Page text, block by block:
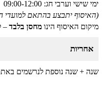
ימי שישי וערבי חג: 09:00-12:00
(האיסוף יתבצע בהתאם למועדי
מיקום האיסוף הינו מחסן בלבד –
אחריות
שנה + שנה נוספת לנרשמים